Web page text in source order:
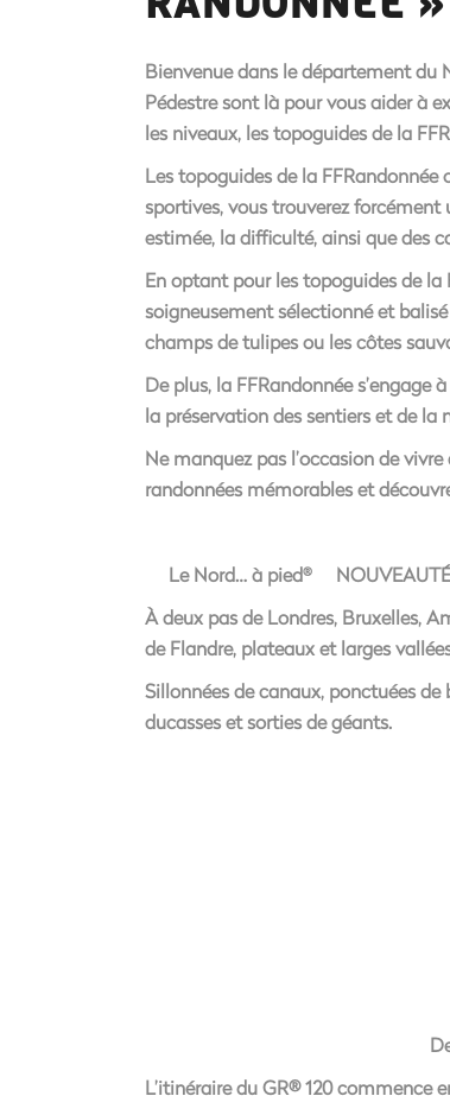
Bienvenue dans le département du
Pédestre sont là pour vous aider à
les niveaux, les topoguides de la
Les topoguides de la
sportives, vous trouverez
estimée, la difficulté, ainsi que des
En optant pour les topoguides de la
soigneusement sélectionné et
champs de tulipes ou les côtes
De plus, la FFRandonnée
la préservation des sentiers et de la
Ne manquez pas l’occasion de
randonnées mémorables et
Le Nord… à pied®
À deux pas de Londres, Bruxelles,
de Flandre, plateaux et larges
Sillonnées de canaux, ponctuées
ducasses et sorties de géants.
L’itinéraire du GR® 120 commence